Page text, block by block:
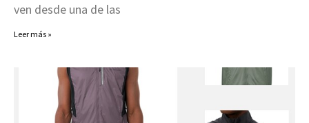
ven desde una de las
Leer más »